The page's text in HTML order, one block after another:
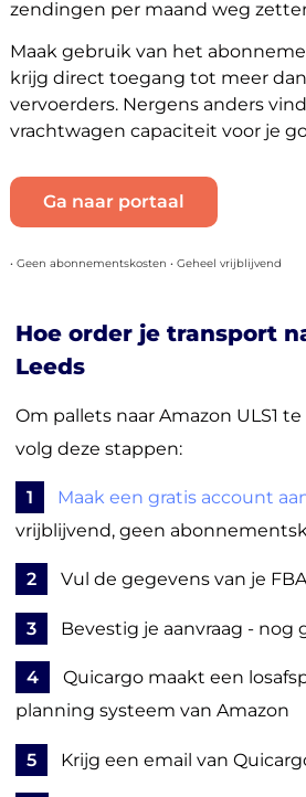
zendingen per maand weg
Maak gebruik van het
krijg direct toegang tot meer
vervoerders. Nergens anders
vrachtwagen capaciteit voor je
Ga naar portaal
• Geen abonnementskosten • Geheel vrijblijvend
Hoe order je transport
Leeds
Om pallets naar Amazon ULS1
volg deze stappen:
1 Maak een gratis account
vrijblijvend, geen
2 Vul de gegevens van je
3 Bevestig je aanvraag - nog
4
Quicargo maakt een
planning systeem van Amazon
5 Krijg een email van